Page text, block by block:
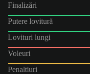
Finalizări
Putere lovitură
Lovituri lungi
Voleuri
Penaltiuri